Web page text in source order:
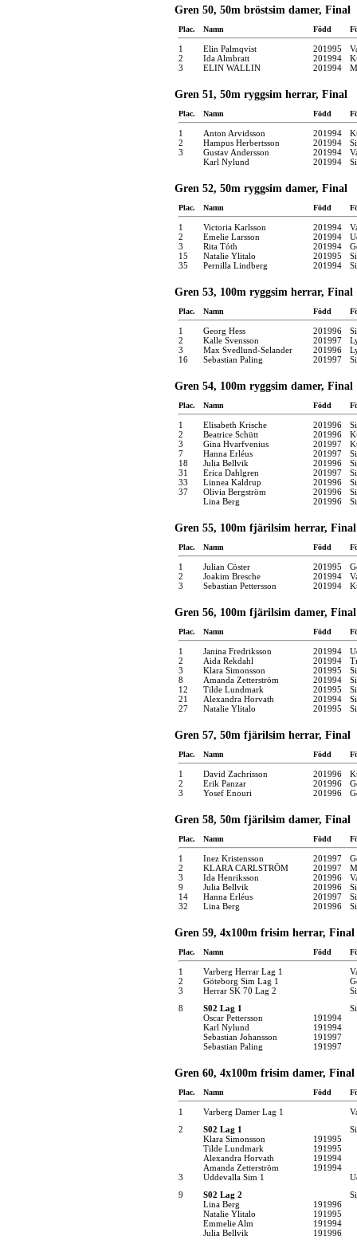
Gren 50, 50m bröstsim damer, Final
Plac. Namn Född
1 Elin Palmqvist 201995
2
Ida Almbratt 201994
3
ELIN WALLIN 201994
Gren 51, 50m ryggsim herrar, Final
Plac. Namn Född
1 Anton Arvidsson 201994
2
Hampus Herbertsson 201994
3
Gustav Andersson 201994
Karl Nylund
201994
Gren 52, 50m ryggsim damer, Final
Plac. Namn Född
1 Victoria Karlsson 201994
2
Emelie Larsson 201994
3
Rita Tóth 201994
15
Natalie Ylitalo 201995
35
Pernilla Lindberg 201994
Gren 53, 100m ryggsim herrar, Final
Plac. Namn Född
1 Georg Hess 201996
2
Kalle Svensson 201997
3
Max Svedlund-Selander 201996
16
Sebastian Paling 201997
Gren 54, 100m ryggsim damer, Final
Plac. Namn Född
1 Elisabeth Krische 201996
2
Beatrice Schütt 201996
3
Gina Hvarfvenius 201997
7
Hanna Erléus 201997
18
Julia Bellvik 201996
31
Erica Dahlgren 201997
33
Linnea Kaldrup 201996
37
Olivia Bergström 201996
Lina Berg
201996
Gren 55, 100m fjärilsim herrar, Final
Plac. Namn Född
1 Julian Cöster 201995
2
Joakim Bresche 201994
3
Sebastian Pettersson 201994
Gren 56, 100m fjärilsim damer, Final
Plac. Namn Född
1 Janina Fredriksson 201994
2
Aida Rekdahl 201994
3
Klara Simonsson 201995
8
Amanda Zetterström 201994
12
Tilde Lundmark 201995
21
Alexandra Horvath 201994
27
Natalie Ylitalo 201995
Gren 57, 50m fjärilsim herrar, Final
Plac. Namn Född
1 David Zachrisson 201996
2
Erik Panzar 201996
3
Yosef Enouri 201996
Gren 58, 50m fjärilsim damer, Final
Plac. Namn Född
1 Inez Kristensson 201997
2
KLARA CARLSTRÖM 201997
3
Ida Henriksson 201996
9
Julia Bellvik 201996
14
Hanna Erléus 201997
32
Lina Berg 201996
Gren 59, 4x100m frisim herrar, Final
Plac. Namn Född
1 Varberg Herrar Lag 1
2
Göteborg Sim Lag 1
3
Herrar SK 70 Lag 2
8
S02 Lag 1
Oscar Pettersson
191994
Karl Nylund
191994
Sebastian Johansson
191997
Sebastian Paling
191997
Gren 60, 4x100m frisim damer, Final
Plac. Namn Född
1 Varberg Damer Lag 1
2
S02 Lag 1
Klara Simonsson
191995
Tilde Lundmark
191995
Alexandra Horvath
191994
Amanda Zetterström
191994
3
Uddevalla Sim 1
9
S02 Lag 2
Lina Berg
191996
Natalie Ylitalo
191995
Emmelie Alm
191994
Julia Bellvik
191996